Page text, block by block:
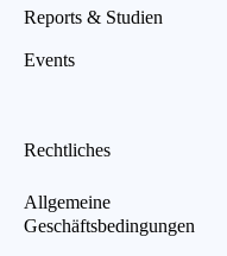
Reports & Studien
Events
Rechtliches
Allgemeine
Geschäftsbedingungen